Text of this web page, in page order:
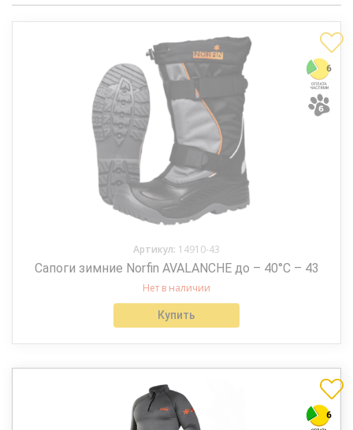
Артикул: 14910-43
Сапоги зимние Norfin AVALANCHE до – 40°С – 43
Нет в наличии
Купить